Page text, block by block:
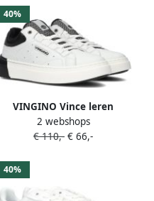
40%
VINGINO Vince leren
sneakers wit Leer
Meerkleurig 35
2 webshops
€ 110,- € 66,-
40%